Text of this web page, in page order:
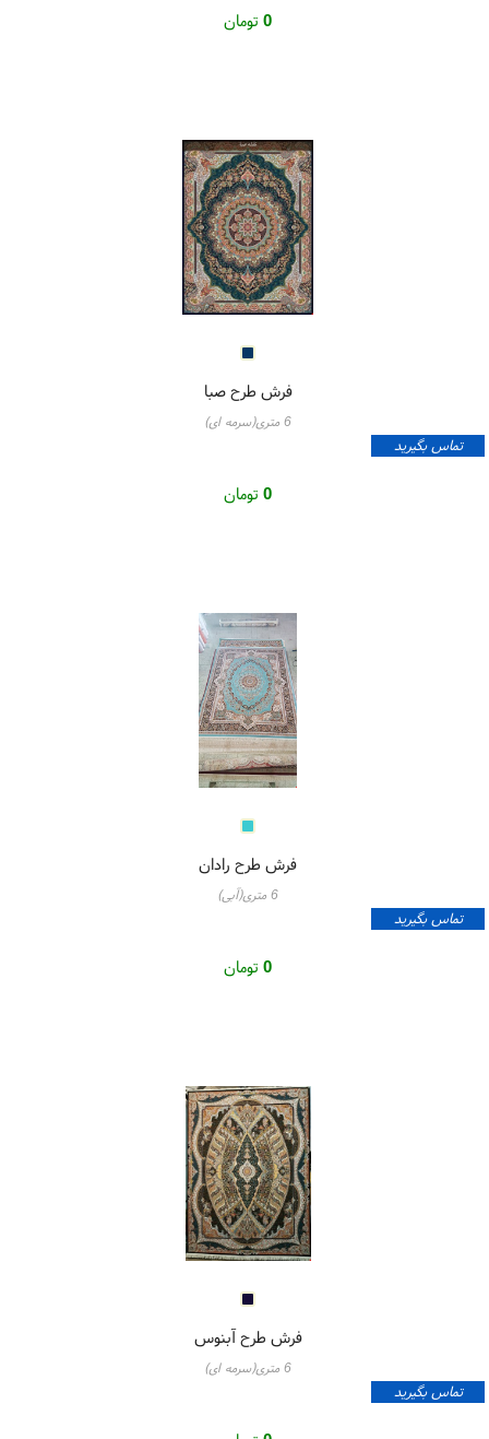
0تومان
فرش طرح صبا
6 متری(سرمه ای)
تماس بگیرید
0تومان
فرش طرح رادان
6 متری(آبی)
تماس بگیرید
0تومان
فرش طرح آبنوس
6 متری(سرمه ای)
تماس بگیرید